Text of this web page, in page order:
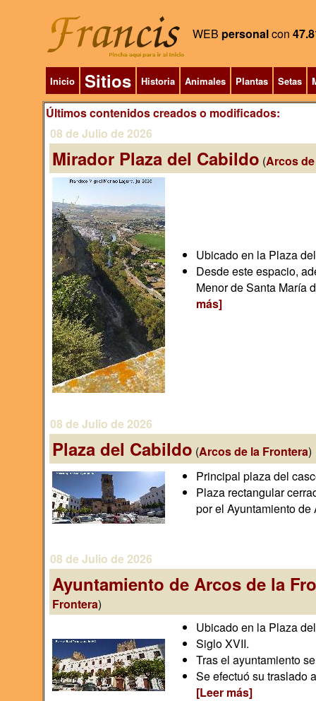
WEB personalcon
Inicio Sitios Historia Animales Plantas Setas
Últimos contenidos creados o modificados:
08 de Julio de 2026
Mirador Plaza del Cabildo (Arcos
Ubicado en la Plaza
Desde este espacio,
Menor de Santa María
más]
08 de Julio de 2026
Plaza del Cabildo (Arcos de la Frontera)
Principal plaza del
Plaza rectangular
por el Ayuntamiento de
08 de Julio de 2026
Ayuntamiento de Arcos de la
Frontera)
Ubicado en la Plaza
Siglo XVII.
Tras el ayuntamiento
Se efectuó su traslado
[Leer más]